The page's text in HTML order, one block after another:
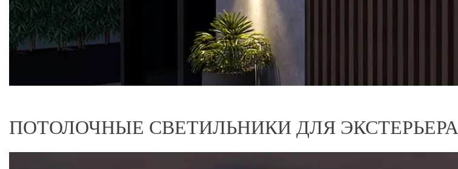
ПОТОЛОЧНЫЕ СВЕТИЛЬНИКИ ДЛЯ ЭКСТЕРЬЕРА